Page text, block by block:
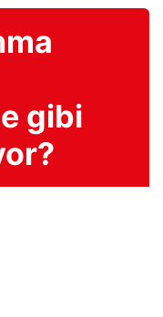
gibi